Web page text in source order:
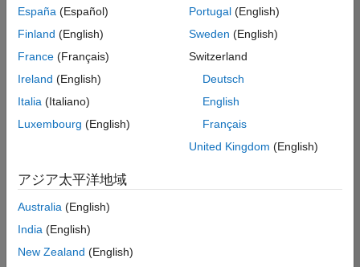
部
人
情
は
翻
れ
い
ま
せ
España (Español)
Finland (English)
France (Français)
Ireland (English)
Italia (Italiano)
Luxembourg (English)
Portugal(English)
Sweden (English)
Switzerland
Deutsch
English
Français
United Kingdom (English)
アジア太平洋地域
Australia (English)
India (English)
New Zealand (English)